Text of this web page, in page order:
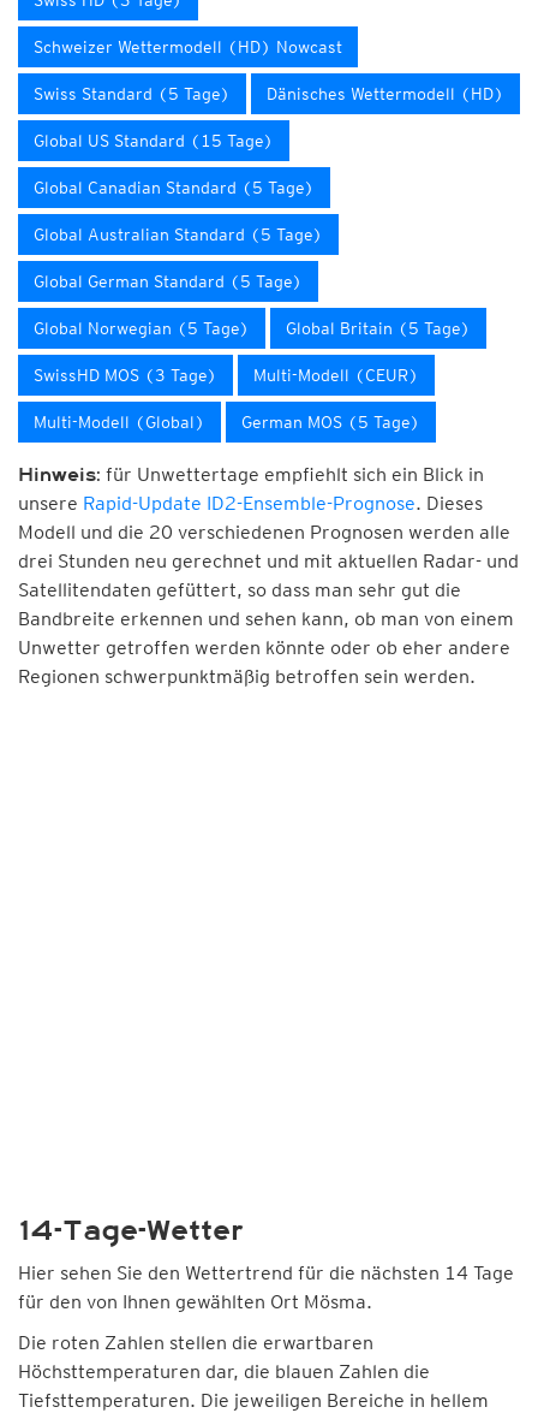
Schweizer Wettermodell (HD) Nowcast
Swiss Standard (5 Tage) Dänisches Wettermodell (HD)
Global US Standard (15 Tage)
Global Canadian Standard (5 Tage)
Global Australian Standard (5 Tage)
Global German Standard (5 Tage)
Global Norwegian (5 Tage) Global Britain (5 Tage)
SwissHD MOS (3 Tage) Multi-Modell (CEUR)
Multi-Modell (Global) German MOS (5 Tage)
Hinweis: für Unwettertage empfiehlt sich ein Blick in
unsere Rapid-Update ID2-Ensemble-Prognose. Dieses
Modell und die 20 verschiedenen Prognosen werden alle
drei Stunden neu gerechnet und mit aktuellen Radar- und
Satellitendaten gefüttert, so dass man sehr gut die
Bandbreite erkennen und sehen kann, ob man von einem
Unwetter getroffen werden könnte oder ob eher andere
Regionen schwerpunktmäßig betroffen sein werden.
14-Tage-Wetter
Hier sehen Sie den Wettertrend für die nächsten 14 Tage
für den von Ihnen gewählten Ort Mösma.
Die roten Zahlen stellen die erwartbaren
Höchsttemperaturen dar, die blauen Zahlen die
Tiefsttemperaturen. Die jeweiligen Bereiche in hellem